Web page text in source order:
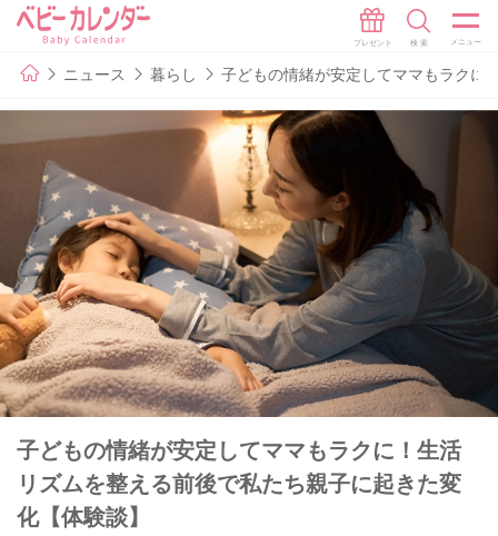
ニュース 暮らし 子どもの情緒が安定してママもラクに
子どもの情緒が安定してママもラクに！生活
リズムを整える前後で私たち親子に起きた変
化【体験談】